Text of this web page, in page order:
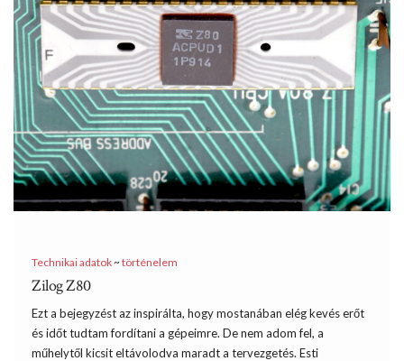
Technikai adatok~történelem
Zilog Z80
Ezt a bejegyzést az inspirálta, hogy mostanában elég kevés erőt
és időt tudtam fordítani a gépeimre. De nem adom fel, a
műhelytől kicsit eltávolodva maradt a tervezgetés. Esti